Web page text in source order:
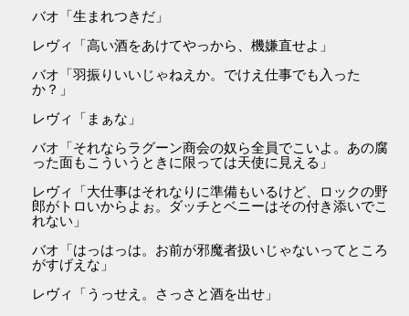
バオ「生まれつきだ」
レヴィ「高い酒をあけてやっから、機嫌直せよ」
バオ「羽振りいいじゃねえか。でけえ仕事でも入った
か？」
レヴィ「まぁな」
バオ「それならラグーン商会の奴ら全員でこいよ。あの腐
った面もこういうときに限っては天使に見える」
レヴィ「大仕事はそれなりに準備もいるけど、ロックの野
郎がトロいからよぉ。ダッチとベニーはその付き添いでこ
れない」
バオ「はっはっは。お前が邪魔者扱いじゃないってところ
がすげえな」
レヴィ「うっせえ。さっさと酒を出せ」